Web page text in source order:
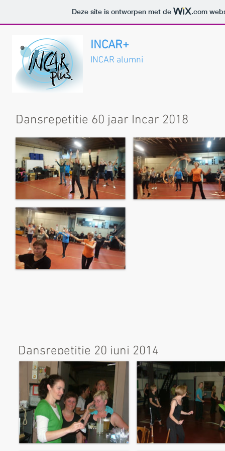
Deze site is ontworpen met de .com
INCAR+
INCAR alumni
Dansrepetitie 60 jaar Incar 2018
Dansrepetitie 20 juni 2014